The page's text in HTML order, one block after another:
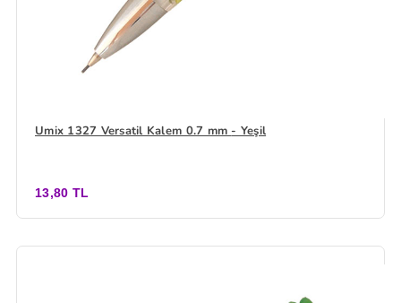
Umix 1327 Versatil Kalem 0.7 mm - Yeşil
13,80 TL